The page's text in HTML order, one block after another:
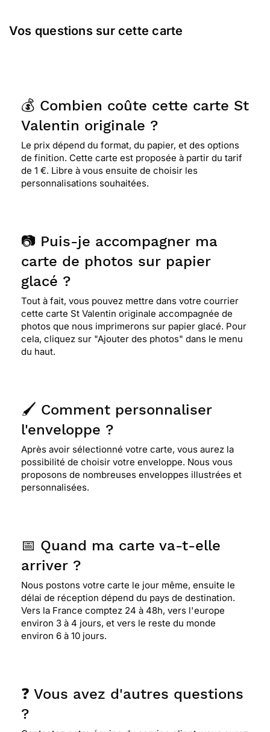
Vos questions sur cette carte
💰 Combien coûte cette carte St
Valentin originale ?
Le prix dépend du format, du papier, et des options
de finition. Cette carte est proposée à partir du tarif
de 1 €. Libre à vous ensuite de choisir les
personnalisations souhaitées.
📷 Puis-je accompagner ma
carte de photos sur papier
glacé ?
Tout à fait, vous pouvez mettre dans votre courrier
cette carte St Valentin originale accompagnée de
photos que nous imprimerons sur papier glacé. Pour
cela, cliquez sur "Ajouter des photos" dans le menu
du haut.
🖌️ Comment personnaliser
l'enveloppe ?
Après avoir sélectionné votre carte, vous aurez la
possibilité de choisir votre enveloppe. Nous vous
proposons de nombreuses enveloppes illustrées et
personnalisées.
📅 Quand ma carte va-t-elle
arriver ?
Nous postons votre carte le jour même, ensuite le
délai de réception dépend du pays de destination.
Vers la France comptez 24 à 48h, vers l'europe
environ 3 à 4 jours, et vers le reste du monde
environ 6 à 10 jours.
❓ Vous avez d'autres questions
?